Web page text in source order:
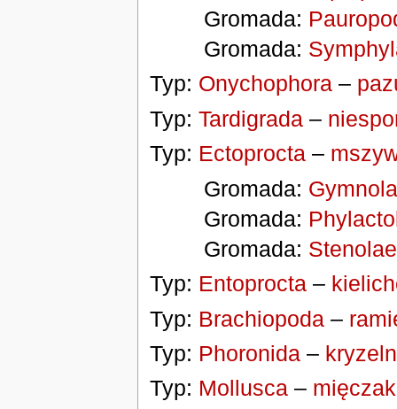
Gromada:
Gromada:
Typ: Onychophora–
Typ: Tardigrada–
Typ: Ectoprocta–
Gromada:
Gromada:
Gromada:
Typ: Entoprocta–
Typ: Brachiopoda–
Typ: Phoronida–
Typ: Mollusca–